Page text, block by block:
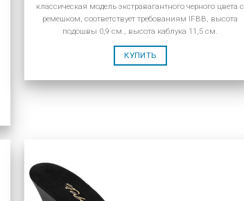
классическая модель экстравагантного черного цвета с
ремешком, соответствует требованиям IFBB, высота
подошвы 0,9 см., высота каблука 11,5 см.
КУПИТЬ